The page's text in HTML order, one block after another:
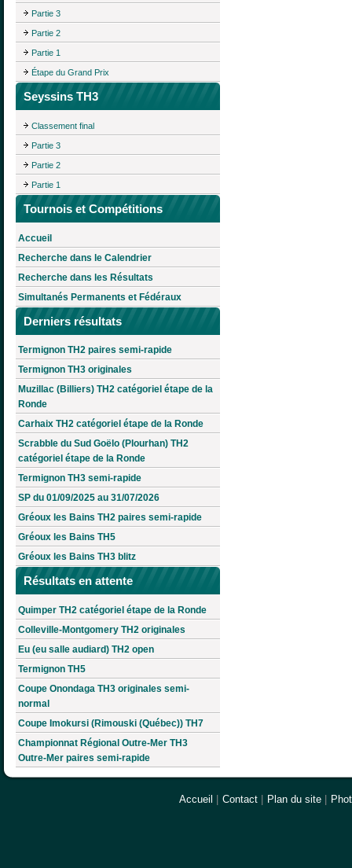
Partie 3
Partie 2
Partie 1
Étape du Grand Prix
Seyssins TH3
Classement final
Partie 3
Partie 2
Partie 1
Tournois et Compétitions
Accueil
Recherche dans le Calendrier
Recherche dans les Résultats
Simultanés Permanents et Fédéraux
Derniers résultats
Termignon TH2 paires semi-rapide
Termignon TH3 originales
Muzillac (Billiers) TH2 catégoriel étape de la
Ronde
Carhaix TH2 catégoriel étape de la Ronde
Scrabble du Sud Goëlo (Plourhan) TH2
catégoriel étape de la Ronde
Termignon TH3 semi-rapide
SP du 01/09/2025 au 31/07/2026
Gréoux les Bains TH2 paires semi-rapide
Gréoux les Bains TH5
Gréoux les Bains TH3 blitz
Résultats en attente
Quimper TH2 catégoriel étape de la Ronde
Colleville-Montgomery TH2 originales
Eu (eu salle audiard) TH2 open
Termignon TH5
Coupe Onondaga TH3 originales semi-
normal
Coupe Imokursi (Rimouski (Québec)) TH7
Championnat Régional Outre-Mer TH3
Outre-Mer paires semi-rapide
Accueil Contact Plan du site